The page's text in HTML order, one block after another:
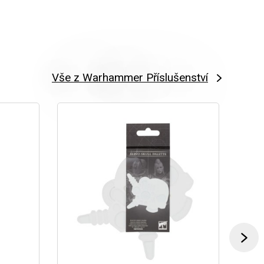
Vše z Warhammer Příslušenství